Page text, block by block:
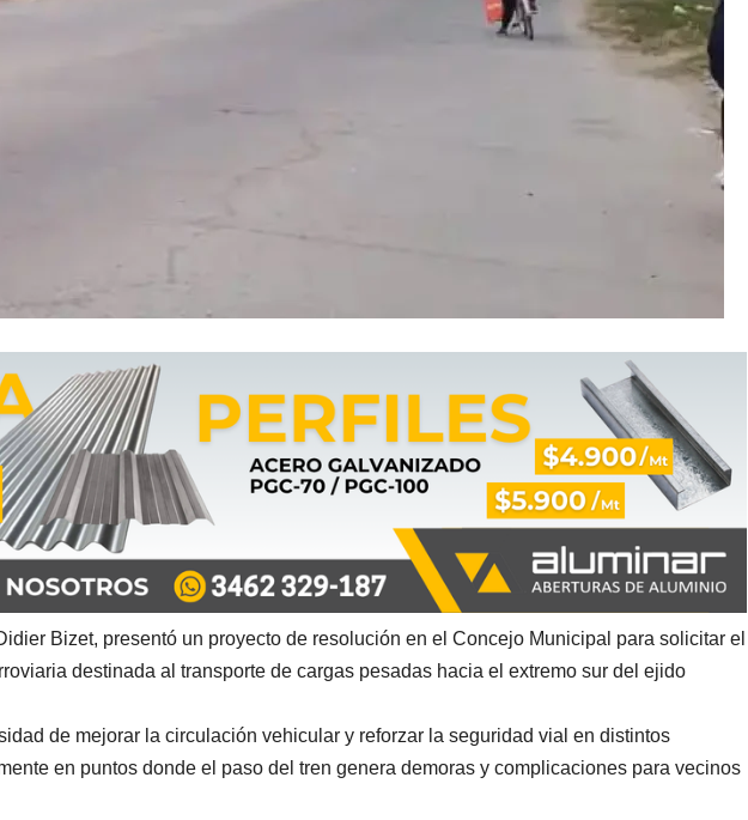
Bizet, presentó un proyecto de resolución en el Concejo Municipal para solicitar el
destinada al transporte de cargas pesadas hacia el extremo sur del ejido
de mejorar la circulación vehicular y reforzar la seguridad vial en distintos
en puntos donde el paso del tren genera demoras y complicaciones para vecinos